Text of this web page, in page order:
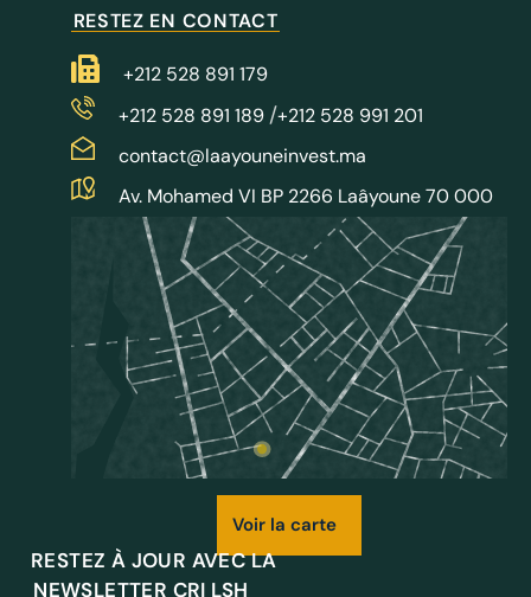
RESTEZ EN CONTACT
+212 528 891 179
+212 528 891 189 /+212 528 991 201
contact@laayouneinvest.ma
Av. Mohamed VI BP 2266 Laâyoune 70 000
Voir la carte
RESTEZ À JOUR AVEC LA
NEWSLETTER CRI LSH